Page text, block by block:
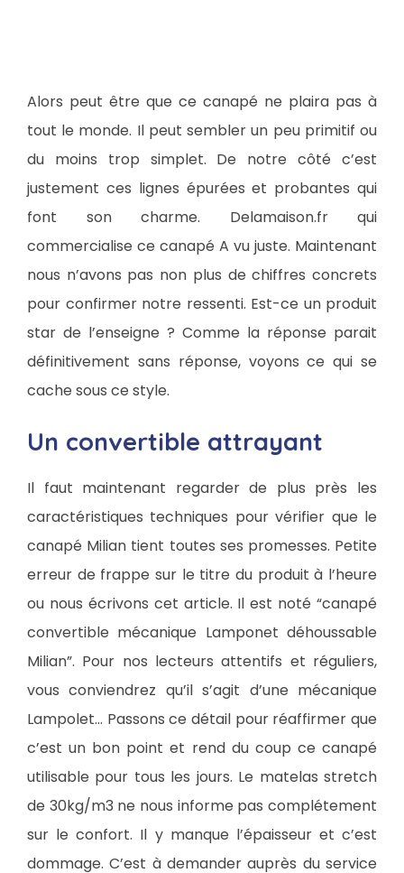
Alors peut être que ce canapé ne plaira pas à
tout le monde. Il peut sembler un peu primitif ou
du moins trop simplet. De notre côté c’est
justement ces lignes épurées et probantes qui
font son charme. Delamaison.fr qui
commercialise ce canapé A vu juste. Maintenant
nous n’avons pas non plus de chiffres concrets
pour confirmer notre ressenti. Est-ce un produit
star de l’enseigne ? Comme la réponse parait
définitivement sans réponse, voyons ce qui se
cache sous ce style.
Un convertible attrayant
Il faut maintenant regarder de plus près les
caractéristiques techniques pour vérifier que le
canapé Milian tient toutes ses promesses. Petite
erreur de frappe sur le titre du produit à l’heure
ou nous écrivons cet article. Il est noté “canapé
convertible mécanique Lamponet déhoussable
Milian”. Pour nos lecteurs attentifs et réguliers,
vous conviendrez qu’il s’agit d’une mécanique
Lampolet… Passons ce détail pour réaffirmer que
c’est un bon point et rend du coup ce canapé
utilisable pour tous les jours. Le matelas stretch
de 30kg/m3 ne nous informe pas complétement
sur le confort. Il y manque l’épaisseur et c’est
dommage. C’est à demander auprès du service